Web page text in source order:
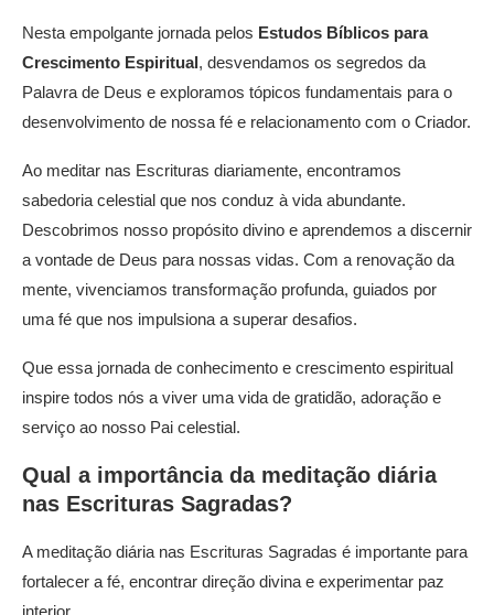
Nesta empolgante jornada pelos Estudos Bíblicos para
Crescimento Espiritual , desvendamos os segredos da
Palavra de Deus e exploramos tópicos fundamentais para o
desenvolvimento de nossa fé e relacionamento com o Criador.
Ao meditar nas Escrituras diariamente, encontramos
sabedoria celestial que nos conduz à vida abundante.
Descobrimos nosso propósito divino e aprendemos a discernir
a vontade de Deus para nossas vidas. Com a renovação da
mente, vivenciamos transformação profunda, guiados por
uma fé que nos impulsiona a superar desafios.
Que essa jornada de conhecimento e crescimento espiritual
inspire todos nós a viver uma vida de gratidão, adoração e
serviço ao nosso Pai celestial.
Qual a importância da meditação diária
nas Escrituras Sagradas?
A meditação diária nas Escrituras Sagradas é importante para
fortalecer a fé, encontrar direção divina e experimentar paz